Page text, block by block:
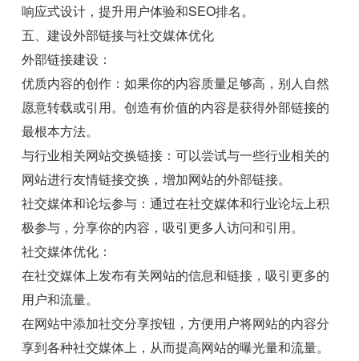
响应式设计，提升用户体验和SEO排名。
五、建设外部链接与社交媒体优化
外部链接建设：
优质内容的创作：如果你的内容质量足够高，别人自然
愿意转载或引用。创造有价值的内容是获得外部链接的
最根本方法。
与行业相关网站交换链接：可以尝试与一些行业相关的
网站进行友情链接交换，增加网站的外部链接。
社交媒体和论坛参与：通过在社交媒体和行业论坛上积
极参与，分享你的内容，吸引更多人访问和引用。
社交媒体优化：
在社交媒体上发布有关网站的信息和链接，吸引更多的
用户和流量。
在网站中添加社交分享按钮，方便用户将网站的内容分
享到各种社交媒体上，从而提高网站的曝光量和流量。